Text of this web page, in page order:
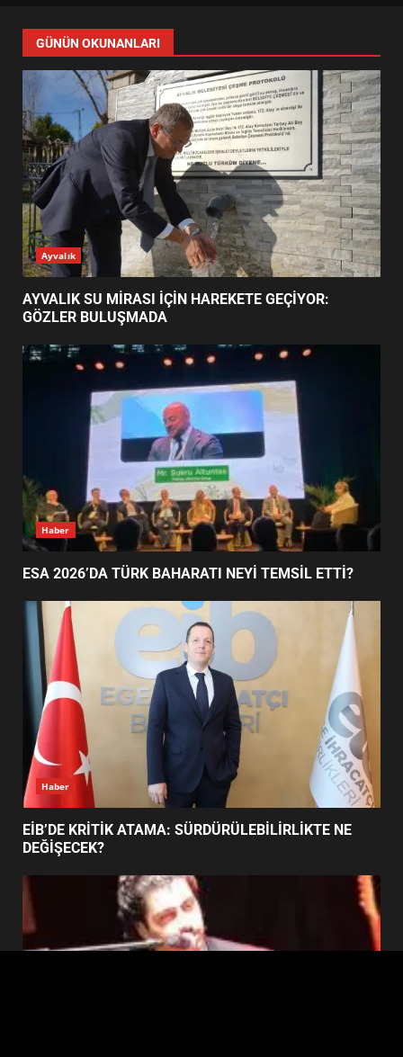
7
YENİ YÖNETİM NASIL
ŞEKİLLENDİ?
1
AYVALIK SU MİRASI İÇİN
HAREKETE GEÇİYOR: GÖZLER
BULUŞMADA
2
ESA 2026’DA TÜRK BAHARATI
NEYİ TEMSİL ETTİ?
EİB’DE KRİTİK ATAMA:
SÜRDÜRÜLEBİLİRLİKTE NE
DEĞİŞECEK?
4
EDREMİT’İN GURURU TÜRKİYE
FİNALİNDE NE BAŞARDI?
5
UZATILDI: NE DEĞİŞTİ?
6
BURHANİYE SATRANÇ
TURNUVASI KAYITLARI NEYİ
DEĞİŞTİRİYOR?
BURHANİYE BELEDİYESPOR’DA
YENİ YÖNETİM NASIL
GÜNÜN OKUNANLARI
Ayvalık
AYVALIK SU MİRASI İÇİN HAREKETE GEÇİYOR:
GÖZLER BULUŞMADA
Haber
ESA 2026’DA TÜRK BAHARATI NEYİ TEMSİL ETTİ?
Haber
EİB’DE KRİTİK ATAMA: SÜRDÜRÜLEBİLİRLİKTE NE
DEĞİŞECEK?